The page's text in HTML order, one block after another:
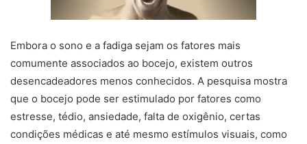
Embora o sono e a fadiga sejam os fatores mais
comumente associados ao bocejo, existem outros
desencadeadores menos conhecidos. A pesquisa mostra
que o bocejo pode ser estimulado por fatores como
estresse, tédio, ansiedade, falta de oxigênio, certas
condições médicas e até mesmo estímulos visuais, como